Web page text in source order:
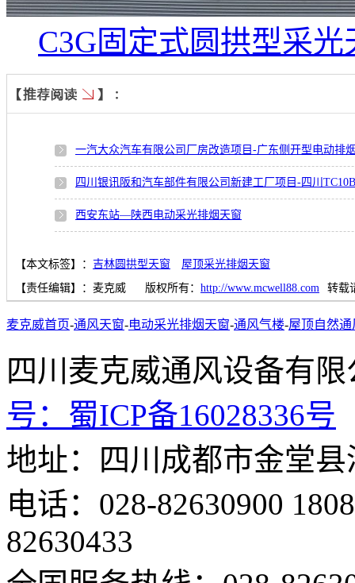
C3G固定式圆拱型采光
一汽大众汽车有限公司厂房改造项目-广东侧开型电动排
四川银讯阪和汽车部件有限公司新建工厂项目-四川
西安东站—陕西电动采光排烟天窗
【本文标签】： 吉林圆拱型天窗
屋顶采光排烟天窗
【责任编辑】： 麦克威 版权所有： http://www.mcwell88.com 转载
麦克威首页-通风天窗-电动采光排烟天窗-通风气楼-屋顶自然通
四川麦克威通风设
号： 蜀ICP备16028336号
地址：四川成都市金堂
电话：028-82630900
82630433